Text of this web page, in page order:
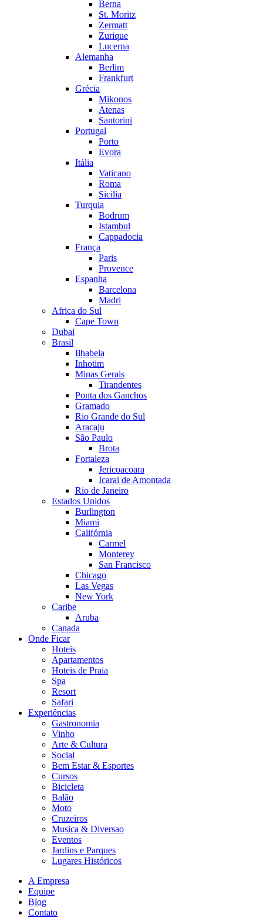
Berna
St. Moritz
Zermatt
Zurique
Lucerna
Alemanha
Berlim
Frankfurt
Grécia
Mikonos
Atenas
Santorini
Portugal
Porto
Evora
Itália
Vaticano
Roma
Sicilia
Turquia
Bodrum
Istambul
Cappadocia
França
Paris
Provence
Espanha
Barcelona
Madri
Africa do Sul
Cape Town
Dubai
Brasil
Ilhabela
Inhotim
Minas Gerais
Tirandentes
Ponta dos Ganchos
Gramado
Rio Grande do Sul
Aracaju
São Paulo
Brota
Fortaleza
Jericoacoara
Icarai de Amontada
Rio de Janeiro
Estados Unidos
Burlington
Miami
Califórnia
Carmel
Monterey
San Francisco
Chicago
Las Vegas
New York
Caribe
Aruba
Canada
Onde Ficar
Hoteis
Apartamentos
Hoteis de Praia
Spa
Resort
Safari
Experiências
Gastronomia
Vinho
Arte & Cultura
Social
Bem Estar & Esportes
Cursos
Bicicleta
Balão
Moto
Cruzeiros
Musica & Diversao
Eventos
Jardins e Parques
Lugares Históricos
A Empresa
Equipe
Blog
Contato